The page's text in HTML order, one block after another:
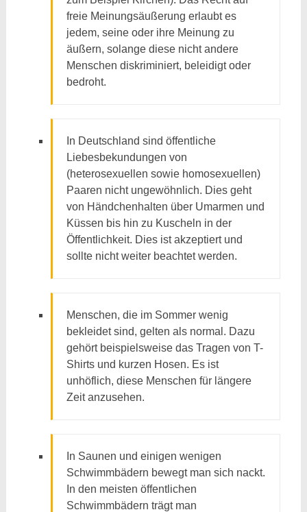
freie Meinungsäußerung erlaubt es
jedem, seine oder ihre Meinung zu
äußern, solange diese nicht andere
Menschen diskriminiert, beleidigt oder
bedroht.
In Deutschland sind öffentliche
Liebesbekundungen von
(heterosexuellen sowie homosexuellen)
Paaren nicht ungewöhnlich. Dies geht
von Händchenhalten über Umarmen und
Küssen bis hin zu Kuscheln in der
Öffentlichkeit. Dies ist akzeptiert und
sollte nicht weiter beachtet werden.
Menschen, die im Sommer wenig
bekleidet sind, gelten als normal. Dazu
gehört beispielsweise das Tragen von T-
Shirts und kurzen Hosen. Es ist
unhöflich, diese Menschen für längere
Zeit anzusehen.
In Saunen und einigen wenigen
Schwimmbädern bewegt man sich nackt.
In den meisten öffentlichen
Schwimmbädern trägt man